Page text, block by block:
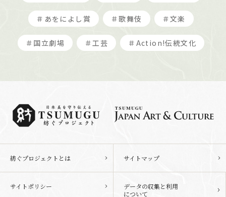
＃あをによし賞 ＃歌舞伎 ＃文楽
＃国立劇場 ＃工芸 ＃Action!伝統文化
紡ぐプロジェクトとは サイトマップ
サイトポリシー
データの収集と利用
について